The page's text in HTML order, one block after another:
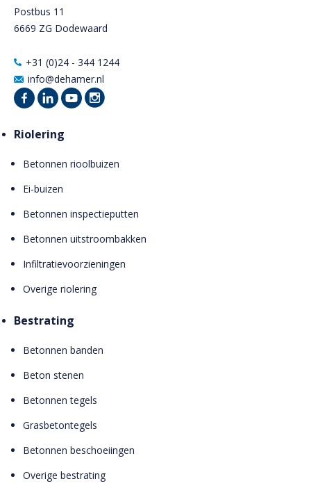
Postbus 11
6669 ZG Dodewaard
+31 (0)24 - 344 1244
info@dehamer.nl
Riolering
Betonnen rioolbuizen
Ei-buizen
Betonnen inspectieputten
Betonnen uitstroombakken
Infiltratievoorzieningen
Overige riolering
Bestrating
Betonnen banden
Beton stenen
Betonnen tegels
Grasbetontegels
Betonnen beschoeiingen
Overige bestrating